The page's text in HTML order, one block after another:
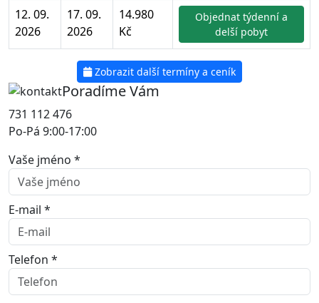
12. 09.
2026
17. 09.
2026
14.980
Kč
Objednat týdenní a
delší pobyt
Zobrazit další termíny a ceník
Poradíme Vám
731 112 476
Po-Pá 9:00-17:00
Vaše jméno *
E-mail *
Telefon *